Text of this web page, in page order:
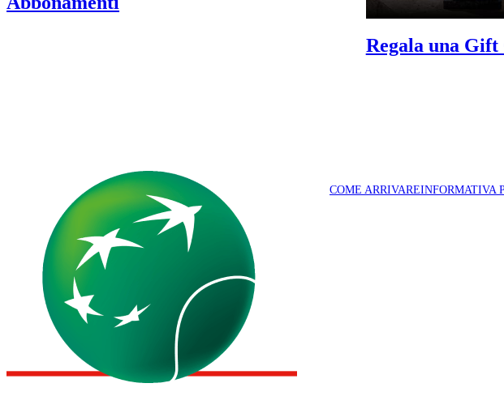
Regala una Gift
COME ARRIVAREINFORMATIVA